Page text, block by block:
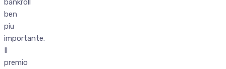
bankroll
ben
piu
importante.
Il
premio